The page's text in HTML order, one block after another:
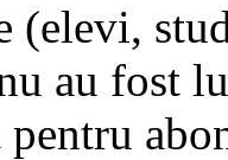
(elevi,
au fost